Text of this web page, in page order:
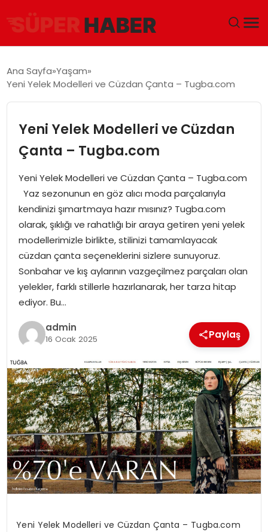
DÜNYA
EĞITIM
EKONOMI
MAGAZIN
SAĞLIK
SIYASET
SPOR
TEKNOLOJI
YAŞAM
Ana Sayfa Yaşam
Yeni Yelek Modelleri ve Cüzdan Çanta – Tugba.com
Yeni Yelek Modelleri ve Cüzdan
Çanta – Tugba.com
Yeni Yelek Modelleri ve Cüzdan Çanta – Tugba.com
Yaz sezonunun en göz alıcı moda parçalarıyla
kendinizi şımartmaya hazır mısınız? Tugba.com
olarak, şıklığı ve rahatlığı bir araya getiren yeni yelek
modellerimizle birlikte, stilinizi tamamlayacak
cüzdan çanta seçeneklerini sizlere sunuyoruz.
Sonbahar ve kış aylarının vazgeçilmez parçaları olan
yelekler, farklı stillerle hazırlanarak, her tarza hitap
ediyor. Bu…
admin
16 Ocak 2025 Paylaş
Yeni Yelek Modelleri ve Cüzdan Çanta – Tugba.com